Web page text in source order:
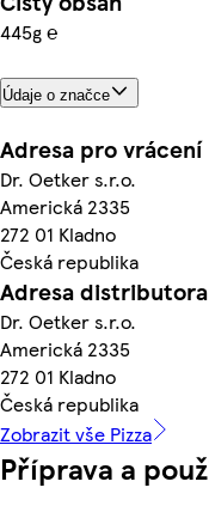
445g ℮
Údaje o značce
Adresa pro vrácení
Dr. Oetker s.r.o.
Americká 2335
272 01 Kladno
Česká republika
Adresa distributora
Dr. Oetker s.r.o.
Americká 2335
272 01 Kladno
Česká republika
Zobrazit vše Pizza
Příprava a